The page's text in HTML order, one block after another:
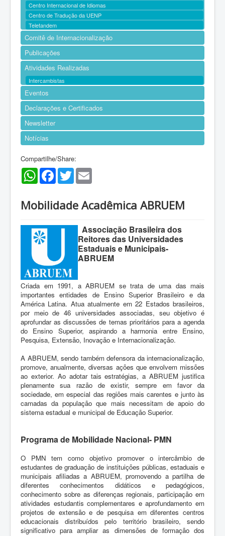
Centro Internacional de Idiomas
Centro de Tradução da UENP
Teletandem
Comitê de Internacionalização
Publicações
Atividades Realizadas
Intercambistas
Eventos
Declarações e Certificados
Newsletter
Notícias
Compartilhe/Share:
WhatsAppFacebookTwitter
Mobilidade Acadêmica ABRUEM
Associação Brasileira dos
Reitores das Universidades
Estaduais e Municipais-
ABRUEM
Criada em 1991, a ABRUEM se trata de uma das mais
importantes entidades de Ensino Superior Brasileiro e da
América Latina. Atua atualmente em 22 Estados brasileiros,
por meio de 46 universidades associadas, seu objetivo é
aprofundar as discussões de temas prioritários para a agenda
do Ensino Superior, aspirando a harmonia entre Ensino,
Pesquisa, Extensão, Inovação e Internacionalização.
A ABRUEM, sendo também defensora da internacionalização,
promove, anualmente, diversas ações que envolvem missões
ao exterior. Ao adotar tais estratégias, a ABRUEM justifica
plenamente sua razão de existir, sempre em favor da
sociedade, em especial das regiões mais carentes e junto às
camadas da população que mais necessitam de apoio do
sistema estadual e municipal de Educação Superior.
Programa de Mobilidade Nacional- PMN
O PMN tem como objetivo promover o intercâmbio de
estudantes de graduação de instituições públicas, estaduais e
municipais afiliadas a ABRUEM, promovendo a partilha de
diferentes conhecimentos didáticos e pedagógicos,
conhecimento sobre as diferenças regionais, participação em
atividades estudantis complementares e aprofundamento em
projetos de extensão e de pesquisa em diferentes centros
educacionais distribuídos pelo território brasileiro, sendo
significativo para ampliar as dimensões de formação dos